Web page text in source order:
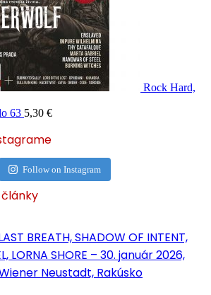
Rock Hard,
63 5,30 €
Follow on Instagram
BREATH, SHADOW OF INTENT,
LORNA SHORE – 30. január 2026,
Neustadt, Rakúsko